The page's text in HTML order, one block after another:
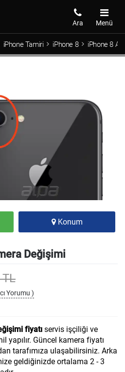
Menü
Ara
iPhone Tamiri iPhone 8 iPhone 8
Konum
Değişimi
Yorumu )
fiyatı servis işçiliği ve
yapılır. Güncel kamera fiyatı
tarafımıza ulaşabilirsiniz. Arka
geldiğinizde ortalama 2 - 3